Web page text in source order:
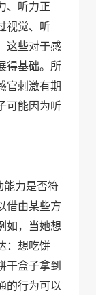
、听力正
视觉、听
这些对于感
得基础。所
官刺激有期
可能因为听
能力是否符
借由某些方
如，当她想
：想吃饼
干盒子拿到
的行为可以